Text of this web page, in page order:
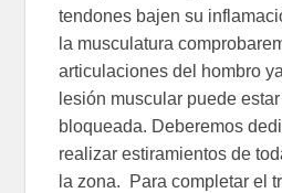
tendones bajen su
la musculatura
articulaciones del hombro
lesión muscular puede
bloqueada. Deberemos
realizar estiramientos de
la zona. Para completar el